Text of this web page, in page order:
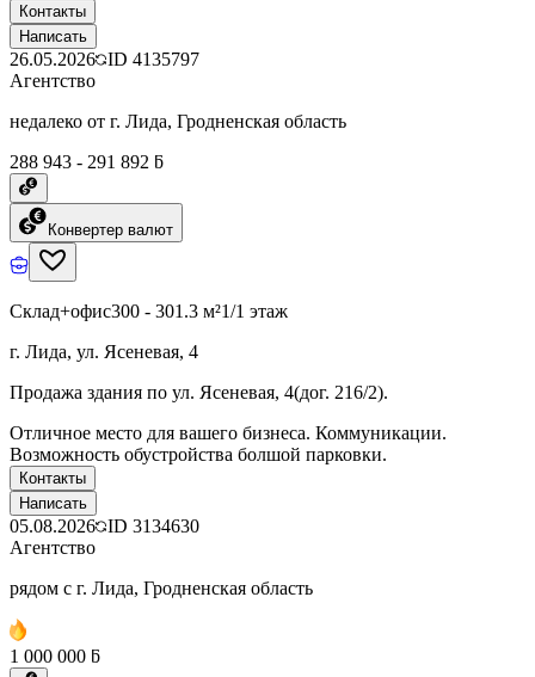
Контакты
Написать
26.05.2026 ID 4135797
Агентство
недалеко от г. Лида, Гродненская область
288 943 - 291 892 ƃ
Конвертер валют
Склад+офис300 - 301.3 м²1/1 этаж
г. Лида, ул. Ясеневая, 4
Продажа здания по ул. Ясеневая, 4(дог. 216/2).
Отличное место для вашего бизнеса. Коммуникации.
Возможность обустройства болшой парковки.
Контакты
Написать
05.08.2026 ID 3134630
Агентство
рядом с г. Лида, Гродненская область
1 000 000 ƃ